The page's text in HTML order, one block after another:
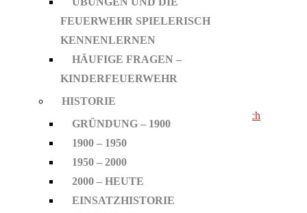
FEUERWEHR SPIELERISCH
KENNENLERNEN
HÄUFIGE FRAGEN –
KINDERFEUERWEHR
HISTORIE
GRÜNDUNG – 1900
1900 – 1950
1950 – 2000
2000 – HEUTE
EINSATZHISTORIE
Übungen und Ausbildung
Jugendfeuerwehr – Häufige Fragen
Kinderfeuerwehr
Kinderfeuerwehr – Über uns
Kinderfeuerwehrwarte
Übungen und die Feuerwehr spielerisch